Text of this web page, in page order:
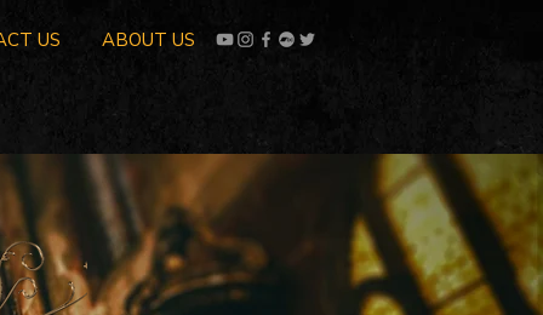
US ABOUT US